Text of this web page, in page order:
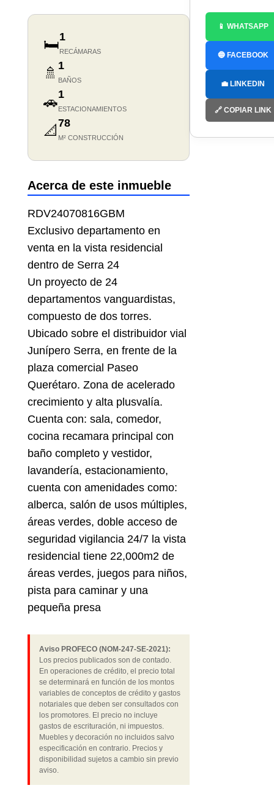
🛏️1
RECÁMARAS
🚿 1
BAÑOS
🚗1
ESTACIONAMIENTOS
📐 78
M² CONSTRUCCIÓN
Acerca de este inmueble
RDV24070816GBM
Exclusivo departamento en
venta en la vista residencial
dentro de Serra 24
Un proyecto de 24
departamentos vanguardistas,
compuesto de dos torres.
Ubicado sobre el distribuidor vial
Junípero Serra, en frente de la
plaza comercial Paseo
Querétaro. Zona de acelerado
crecimiento y alta plusvalía.
Cuenta con: sala, comedor,
cocina recamara principal con
baño completo y vestidor,
lavandería, estacionamiento,
cuenta con amenidades como:
alberca, salón de usos múltiples,
áreas verdes, doble acceso de
seguridad vigilancia 24/7 la vista
residencial tiene 22,000m2 de
áreas verdes, juegos para niños,
pista para caminar y una
pequeña presa
Aviso PROFECO (NOM-247-SE-2021):
Los precios publicados son de contado.
En operaciones de crédito, el precio total
se determinará en función de los montos
variables de conceptos de crédito y gastos
notariales que deben ser consultados con
los promotores. El precio no incluye
gastos de escrituración, ni impuestos.
Muebles y decoración no incluidos salvo
especificación en contrario. Precios y
disponibilidad sujetos a cambio sin previo
aviso.
📱 WHATSAPP
🔵 FACEBOOK
💼 LINKEDIN
🔗 COPIAR LINK